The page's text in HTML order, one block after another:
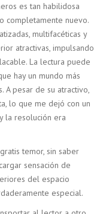
es tan habilidosa
completamente nuevo.
multifacéticas y
atractivas, impulsando
La lectura puede
hay un mundo más
A pesar de su atractivo,
lo que me dejó con un
la resolución era
temor, sin saber
sensación de
del espacio
especial.